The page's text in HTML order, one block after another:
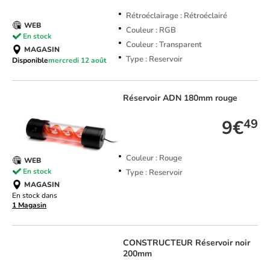
Rétroéclairage : Rétroéclairé
Couleur : RGB
Couleur : Transparent
Type : Reservoir
WEB
En stock
MAGASIN
Disponiblemercredi 12 août
Réservoir ADN 180mm rouge
9€49
Couleur : Rouge
Type : Reservoir
WEB
En stock
MAGASIN
En stock dans
1 Magasin
CONSTRUCTEUR Réservoir noir
200mm